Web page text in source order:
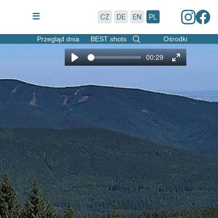
Play
00:29
Enter
☰ CZ DE EN PL
Przegląd dnia BEST shots Ośrodki